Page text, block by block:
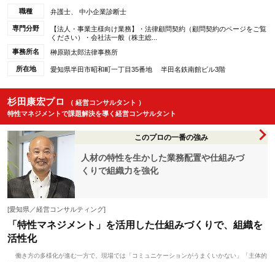
職種 弁護士、 中小企業診断士
専門分野
【法人・事業主様向け業務】・法律顧問契約（顧問契約のページをご覧
ください）・会社法一般（株主総...
事務所名
榊原顕太郎法律事務所
所在地 愛知県半田市昭和町一丁目35番地 半田名鉄南館ビル3階
杉田康宏プロ
（ 経営コンサルタント ）
特性マネジメントで課題解決を導く経営コンサルタント
このプロの一番の強み
人材の特性を生かした業務配置や仕組みづ
くりで組織力を強化
[愛知県／経営コンサルティング]
「特性マネジメント」を活用した仕組みづくりで、組織を
活性化
働き方の多様化が進む一方で、現場では「コミュニケーションがうまくいかない」「主体的